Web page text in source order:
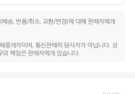
송, 반품/취소, 교환/변경)에 대해 판매자에게
중개자이며, 통신판매의 당사자가 아닙니다. 상
책임은 판매자에게 있습니다.